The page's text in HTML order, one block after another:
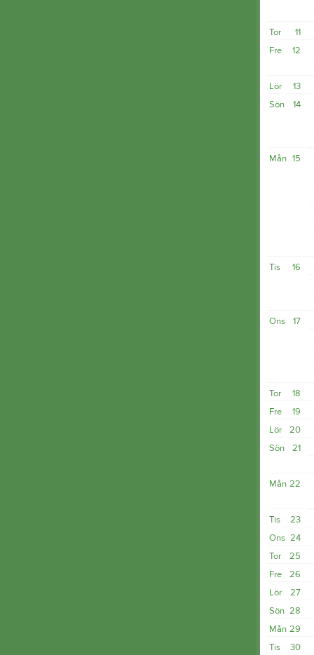
11
Tor
12
Fre
13
Lör
14
Sön
15
Mån
16
Tis
17
Ons
18
Tor
19
Fre
20
Lör
21
Sön
22
Mån
23
Tis
24
Ons
25
Tor
26
Fre
27
Lör
28
Sön
29
Mån
30
Tis